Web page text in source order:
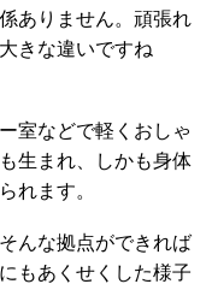
ありません。頑張れ
きな違いですね
室などで軽くおしゃ
生まれ、しかも身体
れます。
んな拠点ができれば
もあくせくした様子